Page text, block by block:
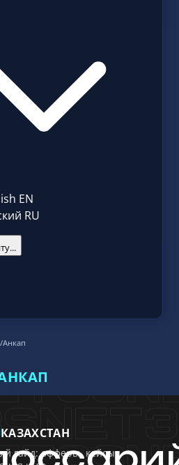
EN
RU
/Анкап
КАЗАХСТАН
гайд: офферы, кейсы,